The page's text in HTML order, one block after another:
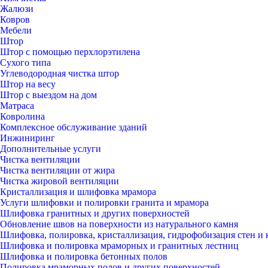
Жалюзи
Ковров
Мебели
Штор
Штор с помощью перхлорэтилена
Сухого типа
Углеводородная чистка штор
Штор на весу
Штор с выездом на дом
Матраса
Ковролина
Комплексное обслуживание зданий
Инжиниринг
Дополнительные услуги
Чистка вентиляции
Чистка вентиляции от жира
Чистка жировой вентиляции
Кристаллизация и шлифовка мрамора
Услуги шлифовки и полировки гранита и мрамора
Шлифовка гранитных и других поверхностей
Обновление швов на поверхности из натурального камня
Шлифовка, полировка, кристаллизация, гидрофобизация стен и
Шлифовка и полировка мраморных и гранитных лестниц
Шлифовка и полировка бетонных полов